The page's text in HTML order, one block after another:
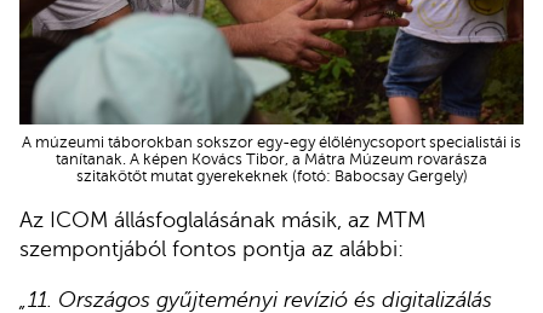
A múzeumi táborokban sokszor egy-egy élőlénycsoport specialistái is
tanítanak. A képen Kovács Tibor, a Mátra Múzeum rovarásza
szitakötőt mutat gyerekeknek (fotó: Babocsay Gergely)
Az ICOM állásfoglalásának másik, az MTM
szempontjából fontos pontja az alábbi:
„11. Országos gyűjteményi revízió és digitalizálás